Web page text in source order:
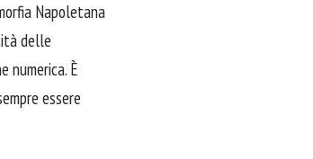
Napoletana
delle
numerica. È
essere